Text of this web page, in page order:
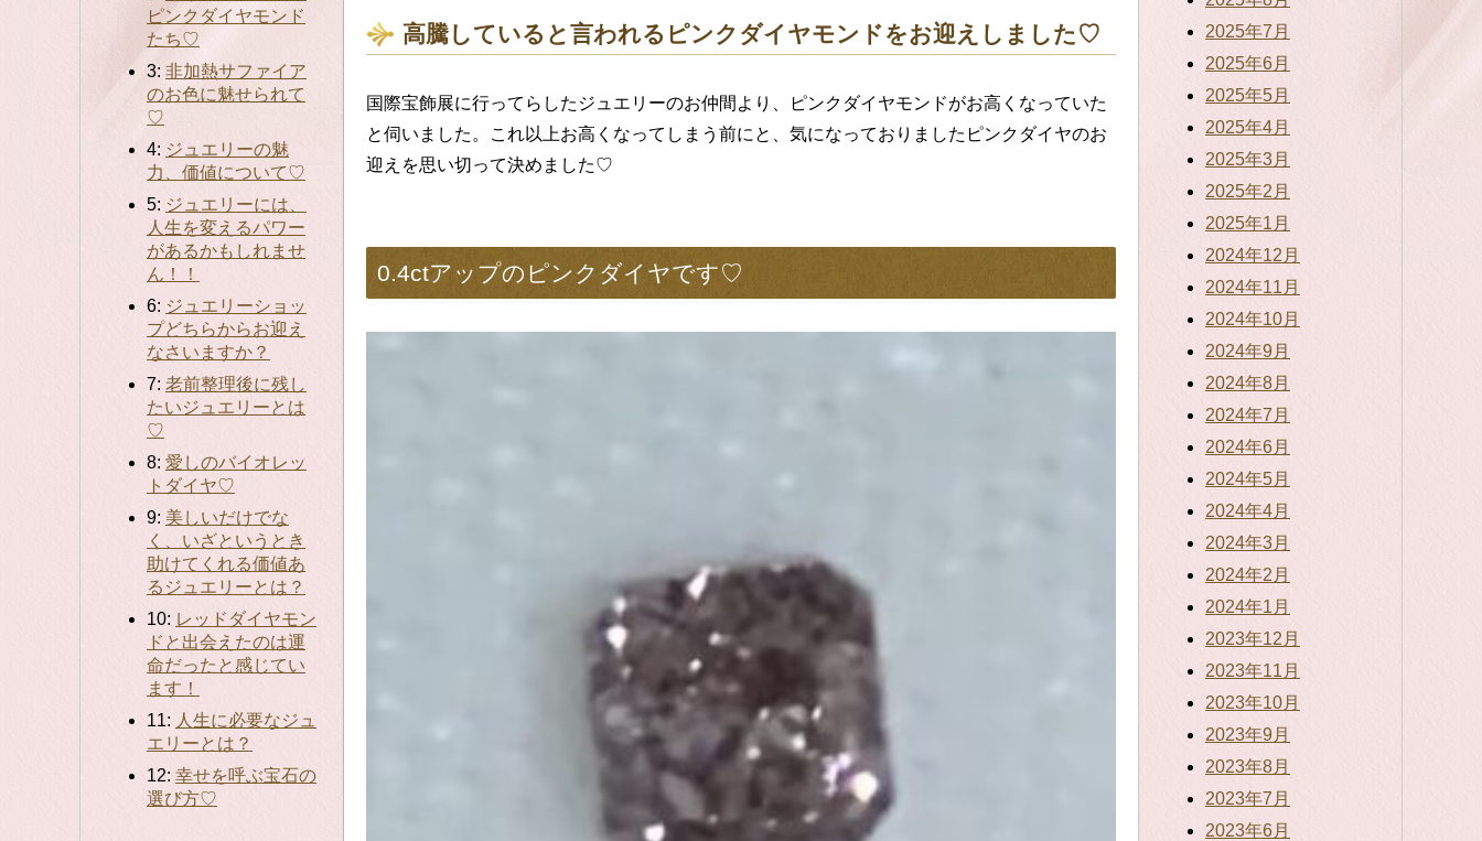
ピンクダイヤモンド
たち♡
3: 非加熱サファイア
のお色に魅せられて
♡
4: ジュエリーの魅
力、価値について♡
5: ジュエリーには、
人生を変えるパワー
があるかもしれませ
ん！！
6: ジュエリーショッ
プどちらからお迎え
なさいますか？
7: 老前整理後に残し
たいジュエリーとは
♡
8: 愛しのバイオレッ
トダイヤ♡
9: 美しいだけでな
く、いざというとき
助けてくれる価値あ
るジュエリーとは？
10: レッドダイヤモン
ドと出会えたのは運
命だったと感じてい
ます！
11: 人生に必要なジュ
エリーとは？
12: 幸せを呼ぶ宝石の
選び方♡
高騰していると言われるピンクダイヤモンドをお迎えしました♡
国際宝飾展に行ってらしたジュエリーのお仲間より、ピンクダイヤモンドがお高くなっていた
と伺いました。これ以上お高くなってしまう前にと、気になっておりましたピンクダイヤのお
迎えを思い切って決めました♡
0.4ctアップのピンクダイヤです♡
2025年7月
2025年6月
2025年5月
2025年4月
2025年3月
2025年2月
2025年1月
2024年12月
2024年11月
2024年10月
2024年9月
2024年8月
2024年7月
2024年6月
2024年5月
2024年4月
2024年3月
2024年2月
2024年1月
2023年12月
2023年11月
2023年10月
2023年9月
2023年8月
2023年7月
2023年6月